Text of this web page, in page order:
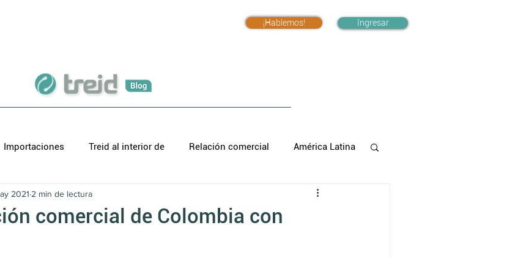
¡Hablemos! Ingresar
Importaciones Treid al interior de Relación comercial América Latina
comercial de Colombia con
2021 2 min de lectura